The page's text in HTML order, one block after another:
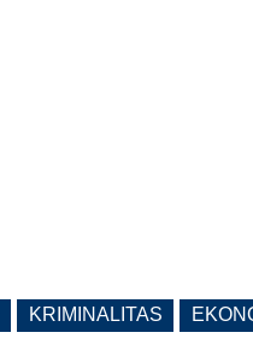
KRIMINALITAS